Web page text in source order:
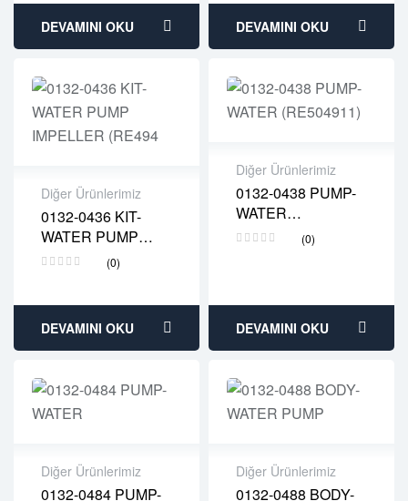
DEVAMINI OKU DEVAMINI OKU
Diğer Ürünlerimiz
0132-0436 KIT-
WATER PUMP
IMPELLER (RE494
(0)
2 years warranty
Delivery time: 1-2
business days
DEVAMINI OKU
Diğer Ürünlerimiz
0132-0438 PUMP-
WATER
(RE504911)
(0)
2 years warranty
Delivery time: 1-2
business days
DEVAMINI OKU
Diğer Ürünlerimiz
0132-0484 PUMP-
Diğer Ürünlerimiz
0132-0488 BODY-